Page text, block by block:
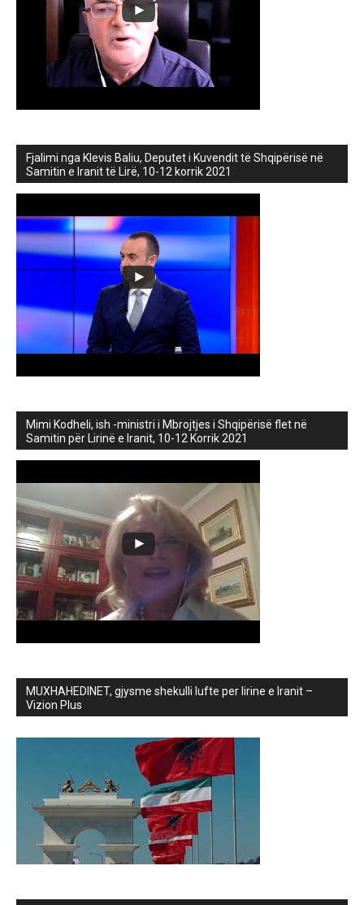
Fjalimi nga Klevis Baliu, Deputet i Kuvendit të Shqipërisë në
Samitin e Iranit të Lirë, 10-12 korrik 2021
Mimi Kodheli, ish -ministri i Mbrojtjes i Shqipërisë flet në
Samitin për Lirinë e Iranit, 10-12 Korrik 2021
MUXHAHEDINET, gjysme shekulli lufte per lirine e Iranit –
Vizion Plus